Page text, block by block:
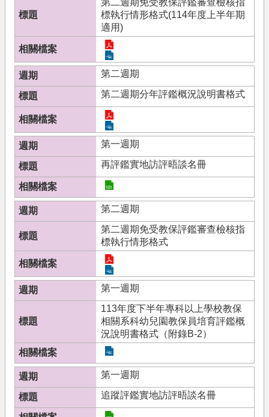
第二週期免受教保評鑑審查檢核指
標執行情形格式(114年度上半年期
適用)
第二週期
第二週期分年評鑑概況說明書格式
第一週期
再評鑑實地訪評晤談名冊
第二週期
第二週期免受教保評鑑審查檢核指
標執行情形格式
第一週期
113年度下半年專科以上學校教保
相關系科幼兒園教保員培育評鑑概
況說明書格式（附錄B-2）
第一週期
追蹤評鑑實地訪評晤談名冊